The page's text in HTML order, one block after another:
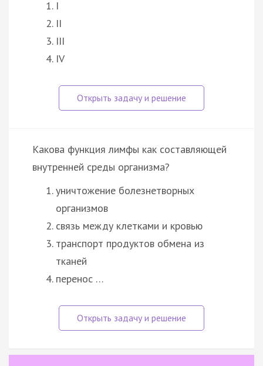
I
II
III
IV
Какова функция лимфы как составляющей
внутренней среды организма?
уничтожение болезнетворных
организмов
связь между клетками и кровью
транспорт продуктов обмена из
тканей
перенос …